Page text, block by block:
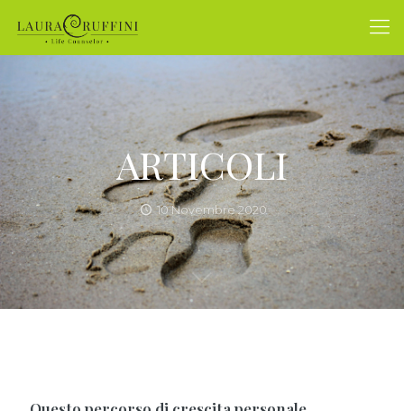
ARTICOLI
10 Novembre 2020